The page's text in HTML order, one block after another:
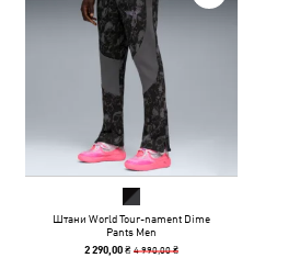
Штани World Tour-nament Dime
Pants Men
2 290,00 ₴4 990,00 ₴